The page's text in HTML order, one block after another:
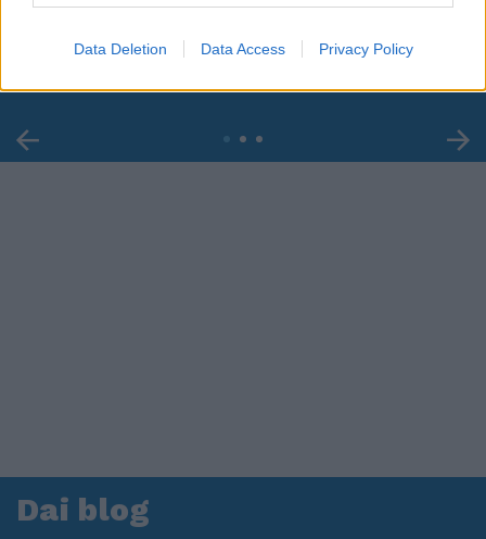
Data Deletion Data Access Privacy Policy
in ospedale. Le dichiarazioni ai giornalisti
Dai blog